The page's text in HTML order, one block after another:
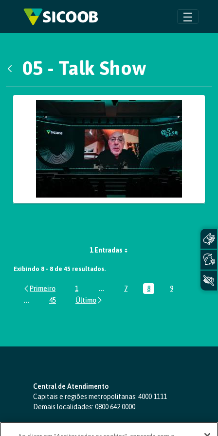
Pular para o Conteúdo principal
05 - Talk Show
Galeria de Mídias
1 Entradas
Exibindo 8 - 8 de 45 resultados.
Página
1 ...Páginas intermediárias Usar ABA
Página
7 Página
8 Página
9
...Páginas intermediárias Usar ABA para navegar.
Página
45
Central de Atendimento
Capitais e regiões metropolitanas: 4000 1111
Demais localidades: 0800 642 0000
SAC 24 horas-0800 724 4420